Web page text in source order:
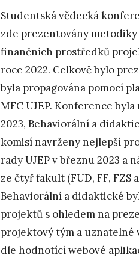
Studentská vědecká
zde prezentovány
finančních prostředků
roce 2022. Celkově bylo
byla propagována pomocí
MFC UJEP. Konference
2023, Behaviorální a
komisí navrženy nejlepší
rady UJEP v březnu 2023 a
ze čtyř fakult (FUD, FF, FZS
Behaviorální a didaktické
projektů s ohledem na
projektový tým a uznatelné
dle hodnotící webové